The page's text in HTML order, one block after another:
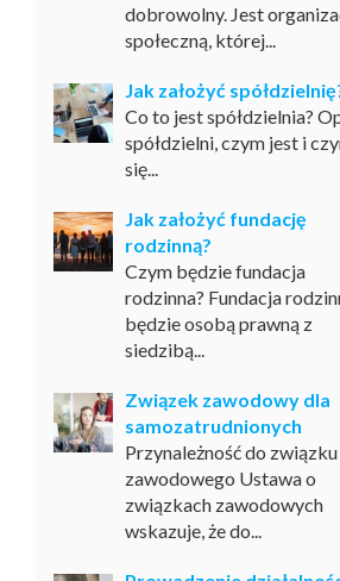
dobrowolny. Jest
społeczną, której...
Jak założyć
Co to jest spółdzielnia?
spółdzielni, czym jest i
się...
Jak założyć fundację
rodzinną?
Czym będzie fundacja
rodzinna? Fundacja
będzie osobą prawną z
siedzibą...
Związek zawodowy dla
samozatrudnionych
Przynależność do związku
zawodowego Ustawa o
związkach zawodowych
wskazuje, że do...